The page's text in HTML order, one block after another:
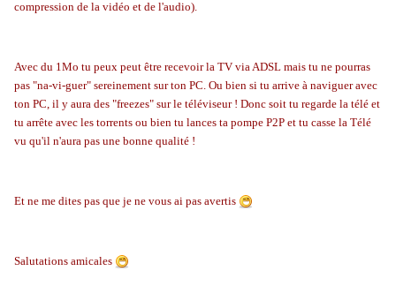
compression de la vidéo et de l'audio).
Avec du 1Mo tu peux peut être recevoir la TV via ADSL mais tu ne pourras
pas "na-vi-guer" sereinement sur ton PC. Ou bien si tu arrive à naviguer avec
ton PC, il y aura des "freezes" sur le téléviseur ! Donc soit tu regarde la télé et
tu arrête avec les torrents ou bien tu lances ta pompe P2P et tu casse la Télé
vu qu'il n'aura pas une bonne qualité !
Et ne me dites pas que je ne vous ai pas avertis
Salutations amicales